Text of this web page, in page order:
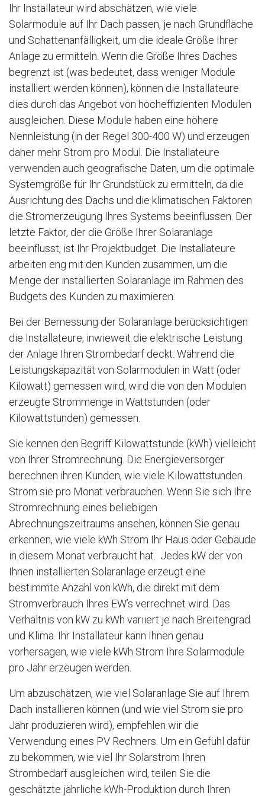
Ihr Installateur wird abschätzen, wie viele
Solarmodule auf Ihr Dach passen, je nach Grundfläche
und Schattenanfälligkeit, um die ideale Größe Ihrer
Anlage zu ermitteln. Wenn die Größe Ihres Daches
begrenzt ist (was bedeutet, dass weniger Module
installiert werden können), können die Installateure
dies durch das Angebot von hocheffizienten Modulen
ausgleichen. Diese Module haben eine höhere
Nennleistung (in der Regel 300-400 W) und erzeugen
daher mehr Strom pro Modul. Die Installateure
verwenden auch geografische Daten, um die optimale
Systemgröße für Ihr Grundstück zu ermitteln, da die
Ausrichtung des Dachs und die klimatischen Faktoren
die Stromerzeugung Ihres Systems beeinflussen. Der
letzte Faktor, der die Größe Ihrer Solaranlage
beeinflusst, ist Ihr Projektbudget. Die Installateure
arbeiten eng mit den Kunden zusammen, um die
Menge der installierten Solaranlage im Rahmen des
Budgets des Kunden zu maximieren.
Bei der Bemessung der Solaranlage berücksichtigen
die Installateure, inwieweit die elektrische Leistung
der Anlage Ihren Strombedarf deckt. Während die
Leistungskapazität von Solarmodulen in Watt (oder
Kilowatt) gemessen wird, wird die von den Modulen
erzeugte Strommenge in Wattstunden (oder
Kilowattstunden) gemessen.
Sie kennen den Begriff Kilowattstunde (kWh) vielleicht
von Ihrer Stromrechnung. Die Energieversorger
berechnen ihren Kunden, wie viele Kilowattstunden
Strom sie pro Monat verbrauchen. Wenn Sie sich Ihre
Stromrechnung eines beliebigen
Abrechnungszeitraums ansehen, können Sie genau
erkennen, wie viele kWh Strom Ihr Haus oder Gebäude
in diesem Monat verbraucht hat. Jedes kW der von
Ihnen installierten Solaranlage erzeugt eine
bestimmte Anzahl von kWh, die direkt mit dem
Stromverbrauch Ihres EW’s verrechnet wird. Das
Verhältnis von kW zu kWh variiert je nach Breitengrad
und Klima. Ihr Installateur kann Ihnen genau
vorhersagen, wie viele kWh Strom Ihre Solarmodule
pro Jahr erzeugen werden.
Um abzuschätzen, wie viel Solaranlage Sie auf Ihrem
Dach installieren können (und wie viel Strom sie pro
Jahr produzieren wird), empfehlen wir die
Verwendung eines PV Rechners. Um ein Gefühl dafür
zu bekommen, wie viel Ihr Solarstrom Ihren
Strombedarf ausgleichen wird, teilen Sie die
geschätzte jährliche kWh-Produktion durch Ihren